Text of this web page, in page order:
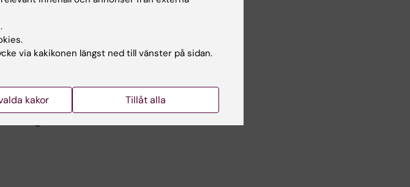
till ökad dödlighet,
mellan olika E-
för hälsan.
konsumenter av kosttillskott
±-tocopherol i höga
men de öppnar för
vitamin kan ha en
via kakikonen längst ned till vänster på sidan.
kakor Tillåt alla